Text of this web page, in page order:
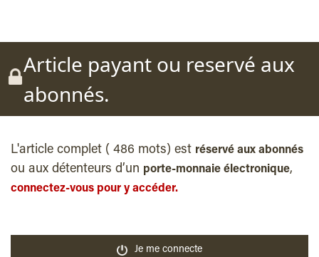
Article payant ou reservé aux
abonnés.
L'article complet ( 486 mots) est réservé aux abonnés
ou aux détenteurs d’un porte-monnaie électronique,
connectez-vous pour y accéder.
Je me connecte